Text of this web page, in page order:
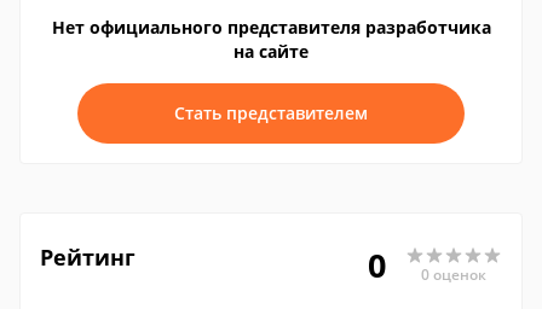
Нет официального представителя разработчика
на сайте
Стать представителем
Рейтинг 0 0 оценок